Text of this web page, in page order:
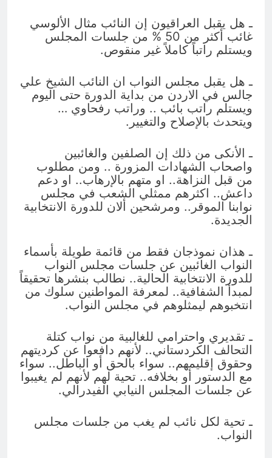
ـ هل يقبل العراقيون إن النائب مثال الألوسي
غائب أكثر من 50 % من جلسات المجلس
ويستلم راتباً كاملاً غير منقوص.
ـ هل يقبل مجلس النواب ان النائب الشيخ علي
جالس في الاردن من بداية الدورة حتى اليوم
ويستلم راتب بائب .. وراتب رفحاوي …
ويتحدث بالإصلاح والتغيير.
ـ الأنكى من ذلك إن الصلفين والغائبين
واصحاب الشهادات المزورة .. ومن مطلوب
من قبل النزاهة.. او متهم بالإرهاب.. او دعم
داعش.. اكثرهم ممثلي الشعب في مجلس
نوابنا الموقر.. ومرشحين ألان للدورة الانتخابية
الجديدة.
ـ هذان نموذجان فقط من قائمة طويلة بأسماء
النواب الغائبين عن جلسات مجلس النواب
للدورة الانتخابية الحالية.. نطالب بنشرها تحقيقاً
لمبدأ الشفافية.. لمعرفة المواطنين سلوك من
انتخبوهم ليمثلوهم في مجلس النواب.
ـ تقديري واحترامي للغالبية من نواب كتلة
التحالف الكردستاني.. لأنهم دافعوا عن كرديتهم
وحقوق إقليمهم.. سواء بالحق أو الباطل.. سواء
مع الدستور أو بخلافه.. تحية لهم لأنهم لم يغيبوا
عن جلسات المجلس النيابي الفيدرالي.
ـ تحية لكل نائب لم يغب من جلسات مجلس
النواب.